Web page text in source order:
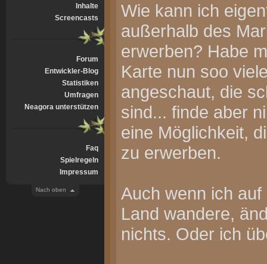
Inhalte
Screencasts
Forum
Entwickler-Blog
Statistiken
Umfragen
Neagora unterstützen
Faq
Spielregeln
Impressum
Nach oben
Wie kann ich
außerhalb des
erwerben? Habe
Karte nun soo
angeschaut, die
sind... finde aber
eine Möglichkeit,
zu erwerben.
Auch wenn ich
Land wandere,
nichts. Oder ich